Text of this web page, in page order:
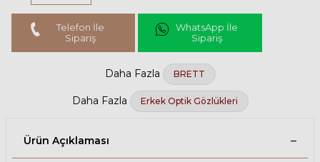
Telefon İle
Sipariş
WhatsApp İle
Sipariş
Daha Fazla BRETT
Daha Fazla Erkek Optik Gözlükleri
Ürün Açıklaması